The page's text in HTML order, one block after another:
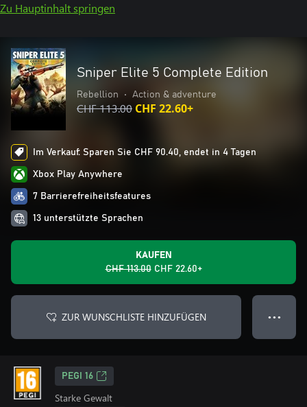
Zu Hauptinhalt springen
Sniper Elite 5 Complete Edition
Rebellion • Action & adventure
CHF 113.00 CHF 22.60+
Im Verkauf: Sparen Sie CHF 90.40, endet in 4 Tagen
Xbox Play Anywhere
7 Barrierefreiheitsfeatures
13 unterstützte Sprachen
KAUFEN
CHF 113.00 CHF 22.60+
ZUR WUNSCHLISTE HINZUFÜGEN ● ● ●
PEGI 16
Starke Gewalt